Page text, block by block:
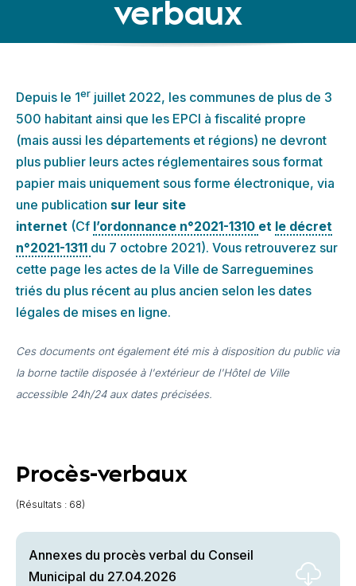
verbaux
Depuis le 1er juillet 2022, les communes de plus de 3
500 habitant ainsi que les EPCI à fiscalité propre
(mais aussi les départements et régions) ne devront
plus publier leurs actes réglementaires sous format
papier mais uniquement sous forme électronique, via
une publication sur leur site
internet (Cf l’ordonnance n°2021-1310 et le décret
n°2021-1311 du 7 octobre 2021). Vous retrouverez sur
cette page les actes de la Ville de Sarreguemines
triés du plus récent au plus ancien selon les dates
légales de mises en ligne.
Ces documents ont également été mis à disposition du public via
la borne tactile disposée à l'extérieur de l'Hôtel de Ville
accessible 24h/24 aux dates précisées.
Procès-verbaux
(Résultats : 68)
Annexes du procès verbal du Conseil
Municipal du 27.04.2026